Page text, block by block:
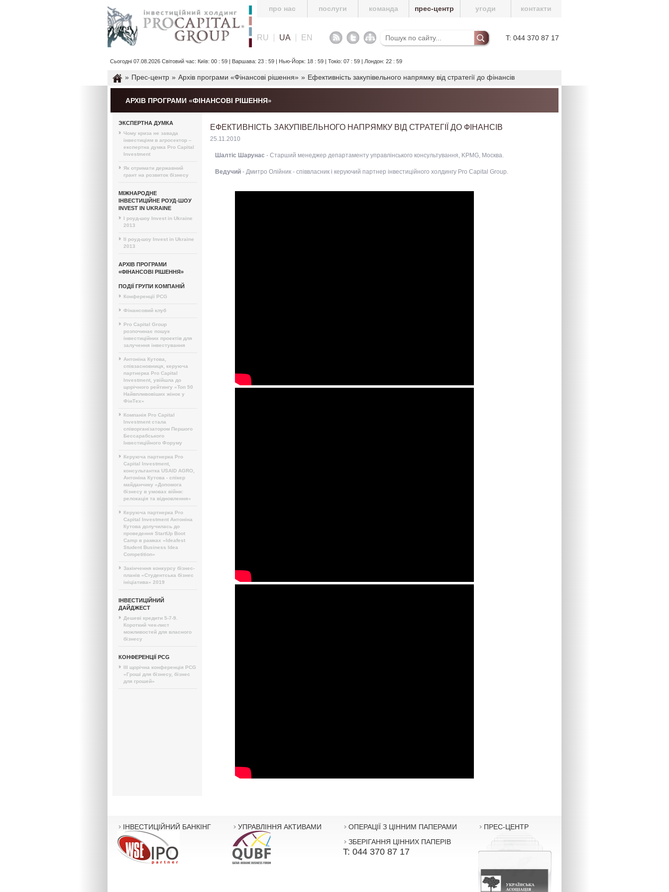
про нас послуги команда прес-центр угоди контакти
RU UA EN T: 044 370 87 17
Сьогодні 07.08.2026 Світовий час: Київ: 00 : 59 | Варшава: 23 : 59 | Нью-Йорк: 18 : 59 | Токіо: 07 : 59 | Лондон: 22 : 59
» Прес-центр » Архів програми «Фінансові рішення» » Ефективність закупівельного напрямку від стратегії до фінансів
АРХІВ ПРОГРАМИ «ФІНАНСОВІ РІШЕННЯ»
ЭКСПЕРТНА ДУМКА
Чому криза не завада
інвестиціям в агросектор –
експертна думка Pro Capital
Investment
Як отримати державний
грант на розвиток бізнесу
МІЖНАРОДНЕ
ІНВЕСТИЦІЙНЕ РОУД-ШОУ
INVEST IN UKRAINE
I роуд-шоу Invest in Ukraine
2013
II роуд-шоу Invest in Ukraine
2013
АРХІВ ПРОГРАМИ
«ФІНАНСОВІ РІШЕННЯ»
ПОДІЇ ГРУПИ КОМПАНІЙ
Конференції PCG
Фінансовий клуб
Pro Capital Group
розпочинає пошук
інвестиційних проектів для
залучення інвестування
Антоніна Кутова,
співзасновниця, керуюча
партнерка Pro Capital
Investment, увійшла до
щорічного рейтингу «Топ 50
Найвпливовіших жінок у
ФінТех»
Компанія Pro Capital
Investment стала
співорганізатором Першого
Бессарабського
Інвестиційного Форуму
Керуюча партнерка Pro
Capital Investment,
консультантка USAID AGRO,
Антоніна Кутова - спікер
майданчику «Допомога
бізнесу в умовах війни:
релокація та відновлення»
Керуюча партнерка Pro
Capital Investment Антоніна
Кутова долучилась до
проведення StartUp Boot
Camp в рамках «Ideafest
Student Business Idea
Competition»
Закінчення конкурсу бізнес-
планів «Студентська бізнес
ініціатива» 2019
ІНВЕСТИЦІЙНИЙ
ДАЙДЖЕСТ
Дешеві кредити 5-7-9.
Короткий чек-лист
можливостей для власного
бізнесу
КОНФЕРЕНЦІЇ PCG
III щорічна конференція PCG
«Гроші для бізнесу, бізнес
для грошей»
ЕФЕКТИВНІСТЬ ЗАКУПІВЕЛЬНОГО НАПРЯМКУ ВІД СТРАТЕГІЇ ДО ФІНАНСІВ
25.11.2010
Шалтіс Шарунас - Старший менеджер департаменту управлінського консультування, KPMG, Москва.
Ведучий - Дмитро Олійник - співвласник і керуючий партнер інвестиційного холдингу Pro Capital Group.
ІНВЕСТИЦІЙНИЙ БАНКІНГ УПРАВЛІННЯ АКТИВАМИ
ОПЕРАЦІЇ З ЦІННИМ ПАПЕРАМИ
ЗБЕРІГАННЯ ЦІННИХ ПАПЕРІВ
T: 044 370 87 17
ПРЕС-ЦЕНТР